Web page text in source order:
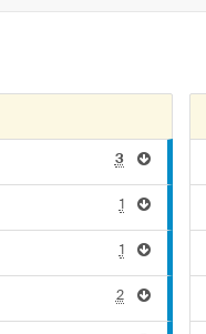
3
1
1
2